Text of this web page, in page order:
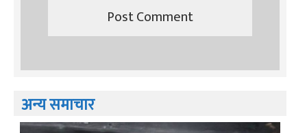
अन्य समाचार